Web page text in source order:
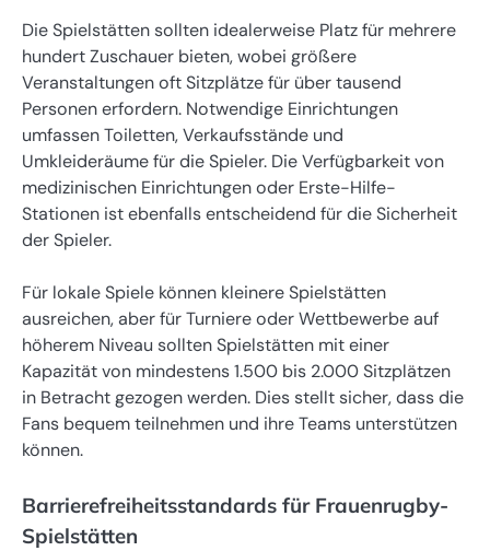
Die Spielstätten sollten idealerweise Platz für mehrere
hundert Zuschauer bieten, wobei größere
Veranstaltungen oft Sitzplätze für über tausend
Personen erfordern. Notwendige Einrichtungen
umfassen Toiletten, Verkaufsstände und
Umkleideräume für die Spieler. Die Verfügbarkeit von
medizinischen Einrichtungen oder Erste-Hilfe-
Stationen ist ebenfalls entscheidend für die Sicherheit
der Spieler.
Für lokale Spiele können kleinere Spielstätten
ausreichen, aber für Turniere oder Wettbewerbe auf
höherem Niveau sollten Spielstätten mit einer
Kapazität von mindestens 1.500 bis 2.000 Sitzplätzen
in Betracht gezogen werden. Dies stellt sicher, dass die
Fans bequem teilnehmen und ihre Teams unterstützen
können.
Barrierefreiheitsstandards für Frauenrugby-
Spielstätten